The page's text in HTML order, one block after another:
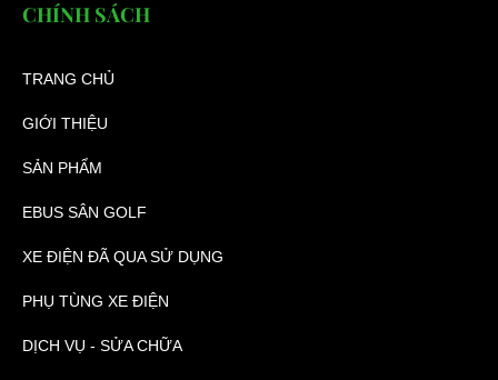
CHÍNH SÁCH
TRANG CHỦ
GIỚI THIỆU
SẢN PHẨM
EBUS SÂN GOLF
XE ĐIỆN ĐÃ QUA SỬ DỤNG
PHỤ TÙNG XE ĐIỆN
DỊCH VỤ - SỬA CHỮA